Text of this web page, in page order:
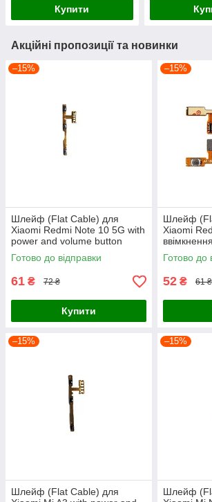
Купити
Акційні пропозиції та новинки
–15%
Шлейф (Flat Cable) для
Xiaomi Redmi Note 10 5G with
power and volume button
Готово до відправки
61 ₴ 72 ₴
Купити
–15%
Шлейф
Xiaomi
Готово до
52 ₴ 61 ₴
–15%
Шлейф (Flat Cable) для
–15%
Шлейф